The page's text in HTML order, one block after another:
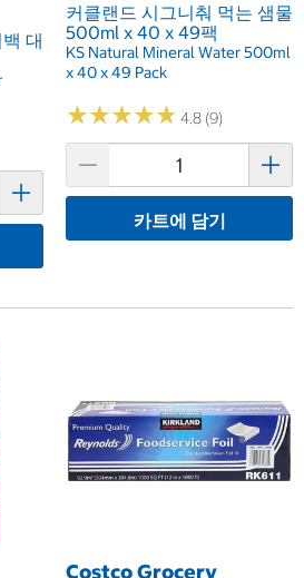
대
커클랜드 시그니춰 먹는 샘물
500ml x 40 x 49팩
KS Natural Mineral Water 500ml
x 40 x 49 Pack
★★★★★
★★★★★ 4.8 (9)
카트에 담기
Costco Grocery